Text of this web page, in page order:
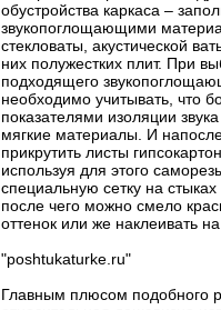
обустройства каркаса –
звукопоглощающими
стекловаты, акустической
них полужестких плит. При
подходящего
необходимо учитывать, что
показателями изоляции
мягкие материалы. И
прикрутить листы
используя для этого
специальную сетку на
после чего можно смело
оттенок или же наклеивать
"poshtukaturke.ru"
Главным плюсом подобного